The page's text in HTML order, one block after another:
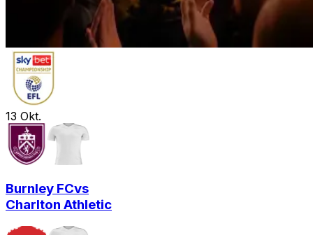
13 Okt.
Burnley FCvs
Charlton Athletic